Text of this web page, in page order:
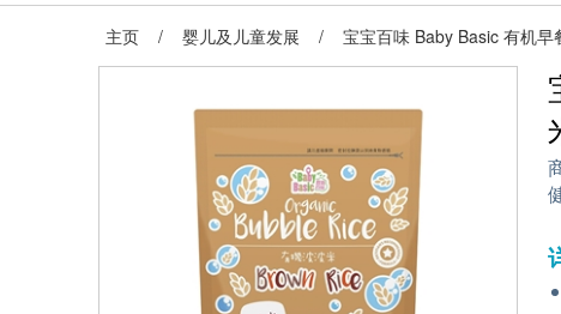
主页 / 婴儿及儿童发展 / 宝宝百味 Baby Basic 有机